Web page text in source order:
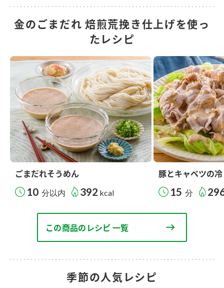
金のごまだれ 焙煎荒挽き仕上げを使っ
たレシピ
ごまだれそうめん
10 分以内 392 kcal
豚とキャベツの
15 分
この商品のレシピ 一覧
季節の人気レシピ